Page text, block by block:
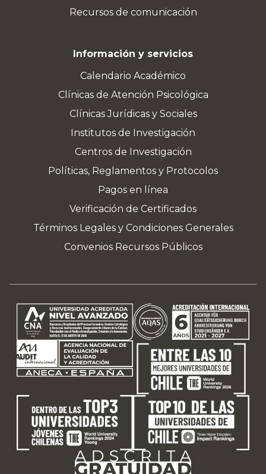
Recursos de comunicación
Información y servicios
Calendario Académico
Clínicas de Atención Psicológica
Clínicas Jurídicas y Sociales
Institutos de Investigación
Centros de Investigación
Políticas, Reglamentos y Protocolos
Pagos en línea
Verificación de Certificados
Términos Legales y Condiciones Generales
Convenios Recursos Públicos